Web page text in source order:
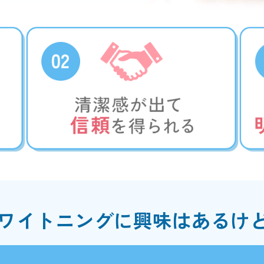
イトニングに興味はあるけ